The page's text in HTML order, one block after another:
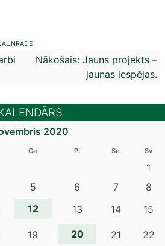
Nākošais: Jauns projekts –
jaunas iespējas.
2020
Ce Pi Se Sv
1
5 6 7
8
12 13 14 15
19 20 21 22